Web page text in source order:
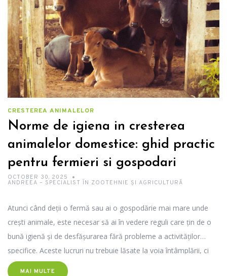
CRESTEREA ANIMALELOR
Norme de igiena in cresterea
animalelor domestice: ghid practic
pentru fermieri si gospodari
OCTOBER 30, 2025
ANDREEA – SPECIALIST ÎN ZOOTEHNIE ȘI AGRICULTURĂ
Atunci când deții o fermă sau ai o gospodărie mai mare unde
crești animale, este necesar să ai în vedere reguli care țin de o
bună igienă și de desfășurarea fără probleme a activităților
specifice. Aceste lucruri nu trebuie lăsate la voia întâmplării, ci
sunt aspecte esențiale atât pentru sănătatea animalelor, cât și
MAI MULTE